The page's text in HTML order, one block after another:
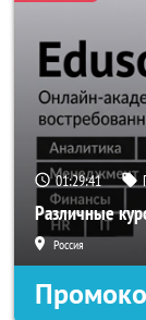
01:29:41
Различные
Россия